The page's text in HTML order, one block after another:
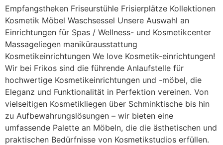
Empfangstheken Friseurstühle Frisierplätze Kollektionen
Kosmetik Möbel Waschsessel Unsere Auswahl an
Einrichtungen für Spas / Wellness- und Kosmetikcenter
Massageliegen manikürausstattung
Kosmetikeinrichtungen We love Kosmetik-einrichtungen!
Wir bei Frikos sind die führende Anlaufstelle für
hochwertige Kosmetikeinrichtungen und -möbel, die
Eleganz und Funktionalität in Perfektion vereinen. Von
vielseitigen Kosmetikliegen über Schminktische bis hin
zu Aufbewahrungslösungen – wir bieten eine
umfassende Palette an Möbeln, die die ästhetischen und
praktischen Bedürfnisse von Kosmetikstudios erfüllen.